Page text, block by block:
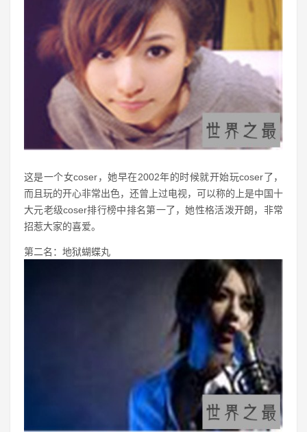
这是一个女coser，她早在2002年的时候就开始玩coser了，
而且玩的开心非常出色，还曾上过电视，可以称的上是中国十
大元老级coser排行榜中排名第一了，她性格活泼开朗，非常
招惹大家的喜爱。
第二名：地狱蝴蝶丸